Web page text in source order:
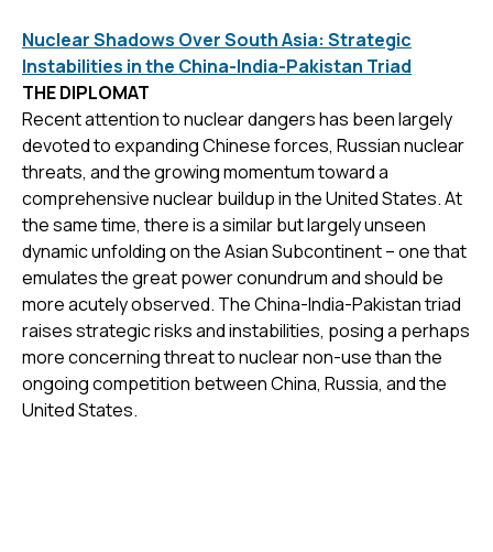
Nuclear Shadows Over South Asia: Strategic
Instabilities in the China-India-Pakistan Triad
THE DIPLOMAT
Recent attention to nuclear dangers has been largely
devoted to expanding Chinese forces, Russian nuclear
threats, and the growing momentum toward a
comprehensive nuclear buildup in the United States. At
the same time, there is a similar but largely unseen
dynamic unfolding on the Asian Subcontinent – one that
emulates the great power conundrum and should be
more acutely observed. The China-India-Pakistan triad
raises strategic risks and instabilities, posing a perhaps
more concerning threat to nuclear non-use than the
ongoing competition between China, Russia, and the
United States.